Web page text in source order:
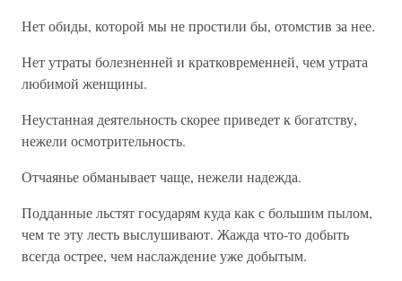
Нет обиды, которой мы не простили бы, отомстив за нее.
Нет утраты болезненней и кратковременней, чем утрата
любимой женщины.
Неустанная деятельность скорее приведет к богатству,
нежели осмотрительность.
Отчаянье обманывает чаще, нежели надежда.
Подданные льстят государям куда как с большим пылом,
чем те эту лесть выслушивают. Жажда что-то добыть
всегда острее, чем наслаждение уже добытым.